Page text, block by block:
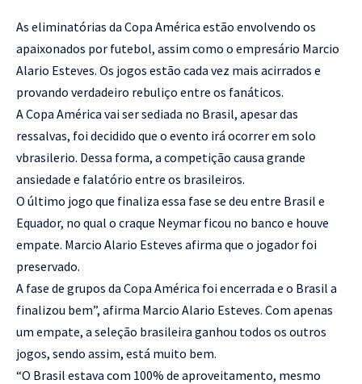
As eliminatórias da Copa América estão envolvendo os
apaixonados por futebol, assim como o empresário Marcio
Alario Esteves. Os jogos estão cada vez mais acirrados e
provando verdadeiro rebuliço entre os fanáticos.
A Copa América vai ser sediada no Brasil, apesar das
ressalvas, foi decidido que o evento irá ocorrer em solo
vbrasilerio. Dessa forma, a competição causa grande
ansiedade e falatório entre os brasileiros.
O último jogo que finaliza essa fase se deu entre Brasil e
Equador, no qual o craque Neymar ficou no banco e houve
empate. Marcio Alario Esteves afirma que o jogador foi
preservado.
A fase de grupos da Copa América foi encerrada e o Brasil a
finalizou bem”, afirma Marcio Alario Esteves. Com apenas
um empate, a seleção brasileira ganhou todos os outros
jogos, sendo assim, está muito bem.
“O Brasil estava com 100% de aproveitamento, mesmo